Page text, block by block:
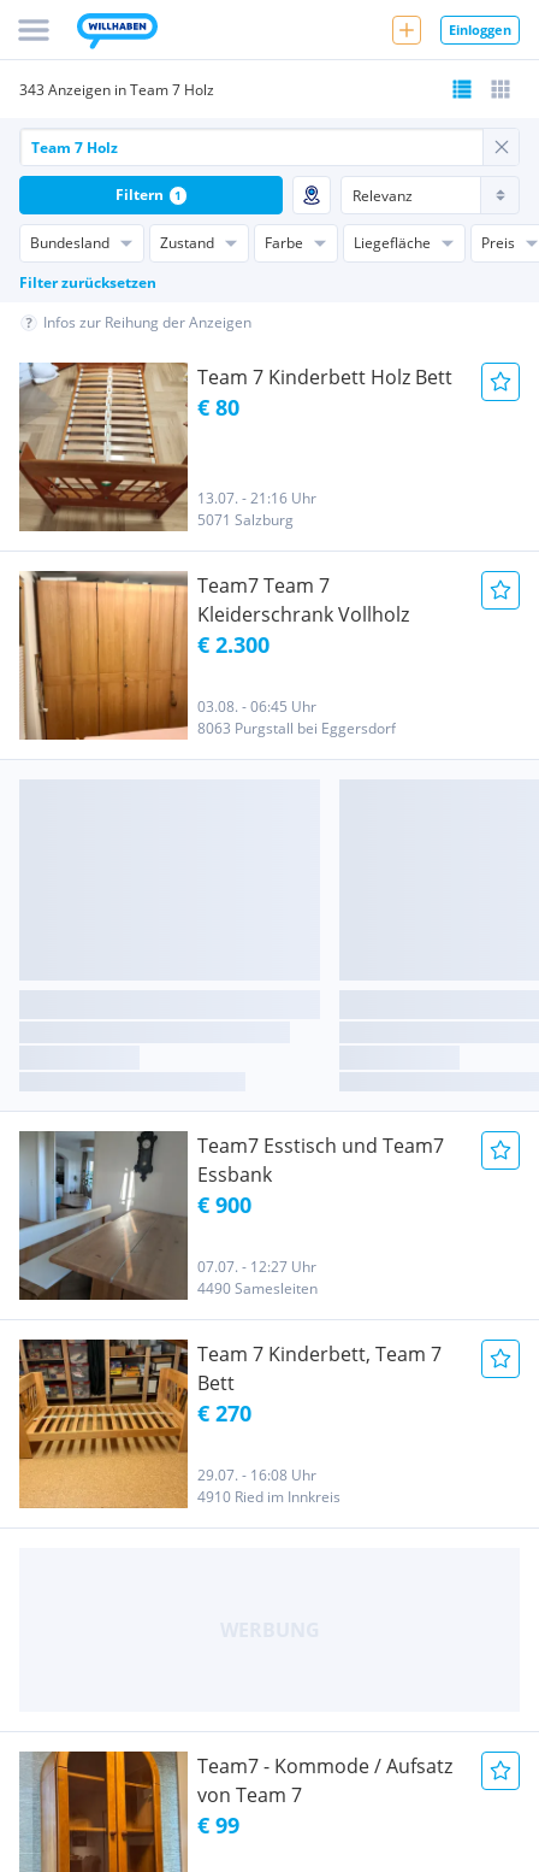
Einloggen
343 Anzeigen in Team 7 Holz
Bundesland Zustand Farbe Liegefläche
Preis
Filter zurücksetzen
Filtern 1
Infos zur Reihung der Anzeigen
Team 7 Kinderbett Holz Bett
€ 80
13.07. - 21:16 Uhr
5071 Salzburg
Team7 Team 7
Kleiderschrank Vollholz
€ 2.300
03.08. - 06:45 Uhr
8063 Purgstall bei Eggersdorf
Team7 Esstisch und Team7
Essbank
€ 900
07.07. - 12:27 Uhr
4490 Samesleiten
Team 7 Kinderbett, Team 7
Bett
€ 270
29.07. - 16:08 Uhr
4910 Ried im Innkreis
Team7 - Kommode / Aufsatz
von Team 7
€ 99